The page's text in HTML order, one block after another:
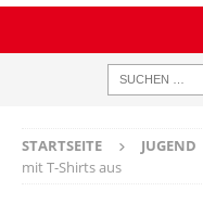
STARTSEITE JUGEND
mit T-Shirts aus